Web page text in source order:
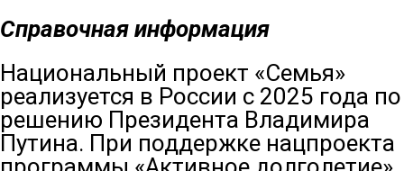
Справочная информация
Национальный проект «Семья»
реализуется в России с 2025 года по
решению Президента Владимира
Путина. При поддержке нацпроекта